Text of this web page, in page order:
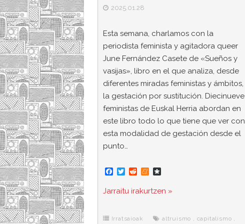
2025.01.28
Esta semana, charlamos con la
periodista feminista y agitadora queer
June Fernández Casete de «Sueños y
vasijas», libro en el que analiza, desde
diferentes miradas feministas y ámbitos,
la gestación por sustitución. Diecinueve
feministas de Euskal Herria abordan en
este libro todo lo que tiene que ver con
esta modalidad de gestación desde el
punto…
F
c
e
o
T
i
t
r
R
d
d
M
n
e
e
a
s
r
Jarraitu irakurtzen »
Irratsaioak altruismo capitalismo